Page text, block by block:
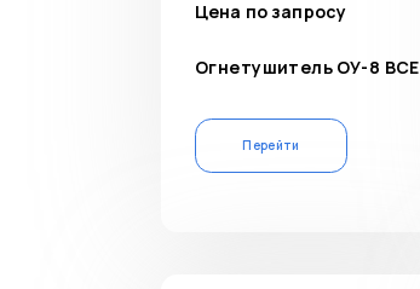
Цена по запросу
Огнетушитель ОУ-8 ВСЕ
Перейти